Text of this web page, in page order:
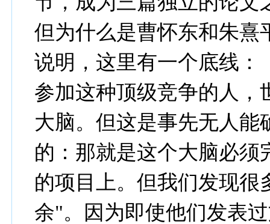
但为什么是曹怀东和朱熹
说明，这里有一个底线：
参加这种顶级竞争的人，
大脑。但这是事先无人能
的：那就是这个大脑必须
的项目上。但我们发现
余"。因为即使他们发表